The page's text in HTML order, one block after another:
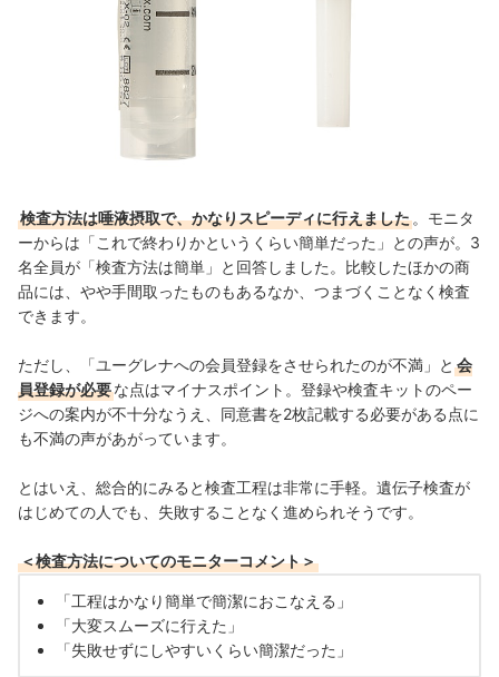
検査方法は唾液摂取で、かなりスピーディに行えました 。モニタ
ーからは「これで終わりかというくらい簡単だった」との声が。3
名全員が「検査方法は簡単」と回答しました。比較したほかの商
品には、やや手間取ったものもあるなか、つまづくことなく検査
できます。
ただし、「ユーグレナへの会員登録をさせられたのが不満」と 会
員登録が必要な点はマイナスポイント。登録や検査キットのペー
ジへの案内が不十分なうえ、同意書を2枚記載する必要がある点に
も不満の声があがっています。
とはいえ、総合的にみると検査工程は非常に手軽。遺伝子検査が
はじめての人でも、失敗することなく進められそうです。
＜検査方法についてのモニターコメント＞
「工程はかなり簡単で簡潔におこなえる」
「大変スムーズに行えた」
「失敗せずにしやすいくらい簡潔だった」